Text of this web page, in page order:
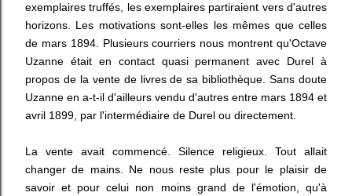
exemplaires truffés, les exemplaires partiraient vers d'autres
horizons. Les motivations sont-elles les mêmes que celles
de mars 1894. Plusieurs courriers nous montrent qu'Octave
Uzanne était en contact quasi permanent avec Durel à
propos de la vente de livres de sa bibliothèque. Sans doute
Uzanne en a-t-il d'ailleurs vendu d'autres entre mars 1894 et
avril 1899, par l'intermédiaire de Durel ou directement.
La vente avait commencé. Silence religieux. Tout allait
changer de mains. Ne nous reste plus pour le plaisir de
savoir et pour celui non moins grand de l'émotion, qu'à